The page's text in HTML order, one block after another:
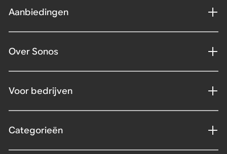
Aanbiedingen
Over Sonos
Voor bedrijven
Categorieën